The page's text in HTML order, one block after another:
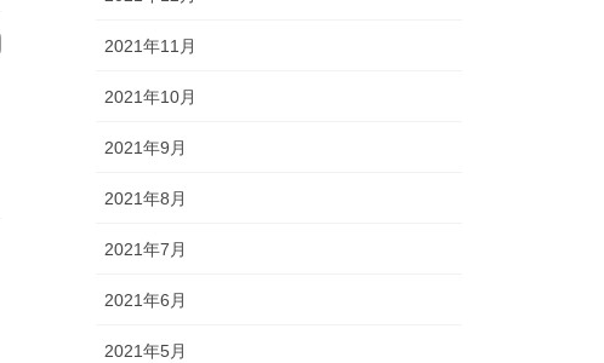
2021年11月
2021年10月
2021年9月
2021年8月
2021年7月
2021年6月
2021年5月